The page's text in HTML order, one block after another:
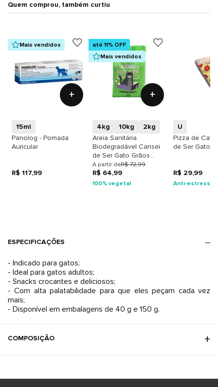
Quem comprou, também curtiu
Mais vendidos
+
15ml
Panolog - Pomada
Auricular
R$ 117,99
até 11% OFF
Mais vendidos
+
4kg 10kg
2kg
Areia Sanitária
Biodegradável Cansei
de Ser Gato Grãos
Finos
A partir deR$ 72,99
R$ 64,99
100% vegetal
U
Pizza de
de Ser Gato
R$ 29,99
Anti-estresse
ESPECIFICAÇÕES
- Indicado para gatos;
- Ideal para gatos adultos;
- Snacks crocantes e deliciosos;
- Com alta palatabilidade para que eles peçam cada vez
mais;
- Disponível em embalagens de 40 g e 150 g.
COMPOSIÇÃO